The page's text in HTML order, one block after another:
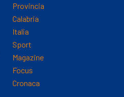
Provincia
Calabria
Italia
Sport
Magazine
Focus
Cronaca